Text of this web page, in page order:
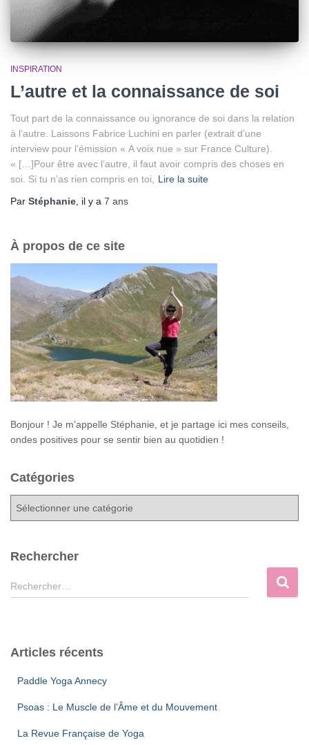
INSPIRATION
L’autre et la connaissance de soi
Tout part de la connaissance ou ignorance de soi dans la relation
à l’autre. Laissons Fabrice Luchini en parler (extrait d’une
interview pour l’émission « A voix nue » sur France Culture).
« […]Pour être avec l’autre, il faut avoir compris des choses en
soi. Si tu n’as rien compris en toi,
Lire la suite
Par Stéphanie , il y a 7 ans
À propos de ce site
Bonjour ! Je m’appelle Stéphanie, et je partage ici mes conseils,
ondes positives pour se sentir bien au quotidien !
Catégories
g
r
Rechercher
R
e
r
Rechercher…
Articles récents
Paddle Yoga Annecy
Psoas : Le Muscle de l’Âme et du Mouvement
La Revue Française de Yoga